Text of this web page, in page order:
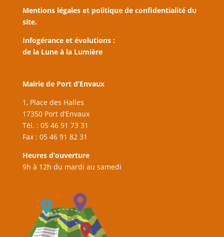
Mentions légales et politique de confidentialité du
site.
Infogérance et évolutions :
de la Lune à la Lumière
Mairie de Port d’Envaux
1, Place des Halles
17350 Port d’Envaux
Tél. : 05 46 91 73 31
Fax : 05 46 91 82 31
Heures d’ouverture
9h à 12h du mardi au samedi